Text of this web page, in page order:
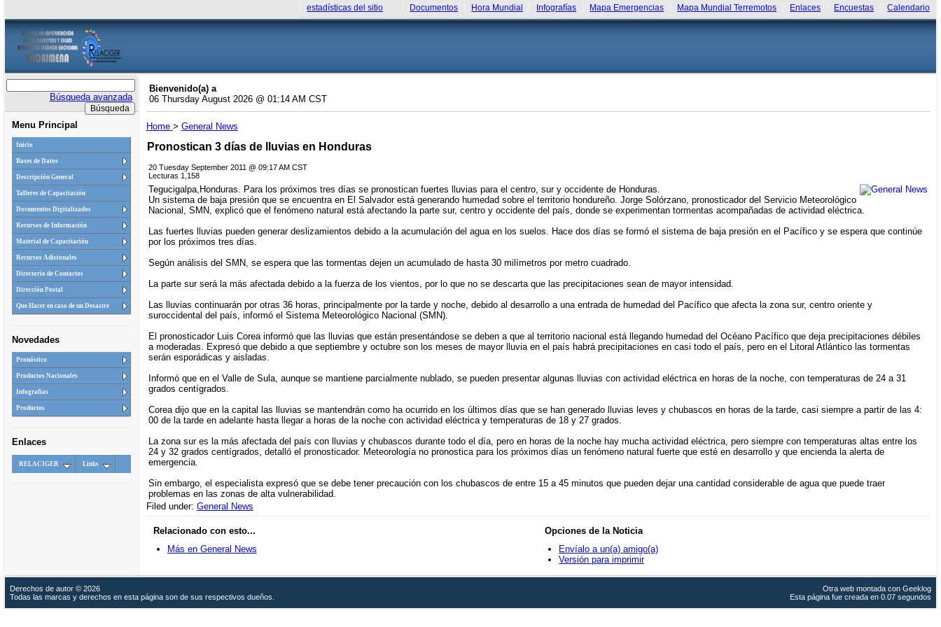
estadísticas del sitio Documentos Hora Mundial Infografías Mapa Emergencias Mapa Mundial Terremotos Enlaces Encuestas Calendario
Búsqueda avanzada
Menu Principal
Inicio
Bases de Datos
Descripción General
Talleres de Capacitación
Documentos Digitalizados
Recursos de Información
Material de Capacitación
Recursos Adicionales
Directorio de Contactos
Dirección Postal
Que Hacer en caso de un Desastre
Novedades
Pronóstico
Productos Nacionales
Infografias
Productos
Enlaces
RELACIGER Links
Bienvenido(a) a
06 Thursday August 2026 @ 01:14 AM CST
Home > General News
Pronostican 3 días de lluvias en Honduras
20 Tuesday September 2011 @ 09:17 AM CST
Lecturas 1,158
Tegucigalpa,Honduras. Para los próximos tres días se pronostican fuertes lluvias para el centro, sur y occidente de Honduras.
Un sistema de baja presión que se encuentra en El Salvador está generando humedad sobre el territorio hondureño. Jorge Solórzano, pronosticador del Servicio Meteorológico
Nacional, SMN, explicó que el fenómeno natural está afectando la parte sur, centro y occidente del país, donde se experimentan tormentas acompañadas de actividad eléctrica.
Las fuertes lluvias pueden generar deslizamientos debido a la acumulación del agua en los suelos. Hace dos días se formó el sistema de baja presión en el Pacífico y se espera que continúe
por los próximos tres días.
Según análisis del SMN, se espera que las tormentas dejen un acumulado de hasta 30 milímetros por metro cuadrado.
La parte sur será la más afectada debido a la fuerza de los vientos, por lo que no se descarta que las precipitaciones sean de mayor intensidad.
Las lluvias continuarán por otras 36 horas, principalmente por la tarde y noche, debido al desarrollo a una entrada de humedad del Pacífico que afecta la zona sur, centro oriente y
suroccidental del país, informó el Sistema Meteorológico Nacional (SMN).
El pronosticador Luis Corea informó que las lluvias que están presentándose se deben a que al territorio nacional está llegando humedad del Océano Pacífico que deja precipitaciones débiles
a moderadas. Expresó que debido a que septiembre y octubre son los meses de mayor lluvia en el país habrá precipitaciones en casi todo el país, pero en el Litoral Atlántico las tormentas
serán esporádicas y aisladas.
Informó que en el Valle de Sula, aunque se mantiene parcialmente nublado, se pueden presentar algunas lluvias con actividad eléctrica en horas de la noche, con temperaturas de 24 a 31
grados centígrados.
Corea dijo que en la capital las lluvias se mantendrán como ha ocurrido en los últimos días que se han generado lluvias leves y chubascos en horas de la tarde, casi siempre a partir de las 4:
00 de la tarde en adelante hasta llegar a horas de la noche con actividad eléctrica y temperaturas de 18 y 27 grados.
La zona sur es la más afectada del país con lluvias y chubascos durante todo el día, pero en horas de la noche hay mucha actividad eléctrica, pero siempre con temperaturas altas entre los
24 y 32 grados centígrados, detalló el pronosticador. Meteorología no pronostica para los próximos días un fenómeno natural fuerte que esté en desarrollo y que encienda la alerta de
emergencia.
Sin embargo, el especialista expresó que se debe tener precaución con los chubascos de entre 15 a 45 minutos que pueden dejar una cantidad considerable de agua que puede traer
problemas en las zonas de alta vulnerabilidad.
Filed under: General News
Relacionado con esto...
Más en General News
Opciones de la Noticia
Envíalo a un(a) amigo(a)
Versión para imprimir
Derechos de autor © 2026
Todas las marcas y derechos en esta página son de sus respectivos dueños.
Otra web montada con Geeklog
Esta página fue creada en 0.07 segundos